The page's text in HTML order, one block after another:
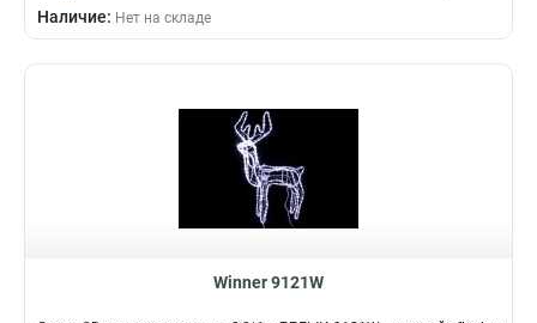
Наличие: Нет на складе
Winner 9121W